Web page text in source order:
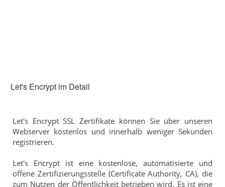
Let's Encrypt im Detail
Let's Encrypt SSL Zertifikate können Sie über unseren
Webserver kostenlos und innerhalb weniger Sekunden
registrieren.
Let's Encrypt ist eine kostenlose, automatisierte und
offene Zertifizierungsstelle (Certificate Authority, CA), die
zum Nutzen der Öffentlichkeit betrieben wird. Es ist eine